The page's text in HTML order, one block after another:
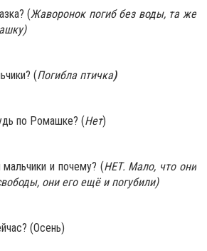
(Жаворонок погиб без воды, та же
(Погибла птичка)
по Ромашке? (Нет)
и почему? (НЕТ. Мало, что они
они его ещё и погубили)
(Осень)